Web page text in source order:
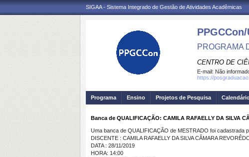
SIGAA - Sistema Integrado de Gestão de Atividades Acadêmicas
PPGCCon/
PROGRAMA
CENTRO DE
E-mail: Não
https://
Programa Ensino Projetos de Pesquisa
Banca de QUALIFICAÇÃO: CAMILA RAFAELLY DA SILVA
Uma banca de QUALIFICAÇÃO de MESTRADO foi cadastrada
DISCENTE : CAMILA RAFAELLY DA SILVA CÂMARA
DATA : 28/11/2019
HORA: 14:00